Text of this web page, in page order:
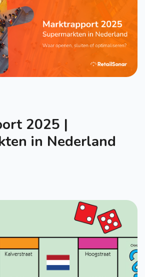
2025 |
in Nederland